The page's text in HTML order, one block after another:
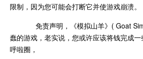
限制，因为您可能会打断它并使游戏崩溃。
免责声明，《模拟山羊》( Goat
蠢的游戏，老实说，您或许应该将钱完成
呼啦圈，